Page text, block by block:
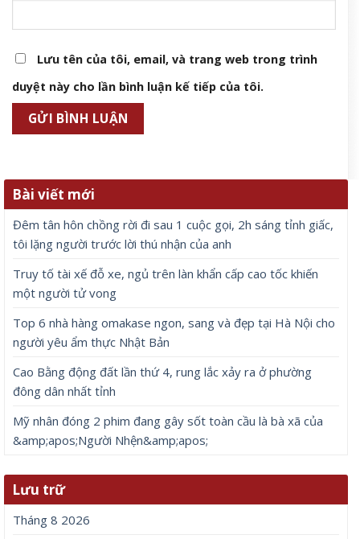
Lưu tên của tôi, email, và trang web trong trình
duyệt này cho lần bình luận kế tiếp của tôi.
Bài viết mới
Đêm tân hôn chồng rời đi sau 1 cuộc gọi, 2h sáng tỉnh giấc,
tôi lặng người trước lời thú nhận của anh
Truy tố tài xế đỗ xe, ngủ trên làn khẩn cấp cao tốc khiến
một người tử vong
Top 6 nhà hàng omakase ngon, sang và đẹp tại Hà Nội cho
người yêu ẩm thực Nhật Bản
Cao Bằng động đất lần thứ 4, rung lắc xảy ra ở phường
đông dân nhất tỉnh
Mỹ nhân đóng 2 phim đang gây sốt toàn cầu là bà xã của
&amp;apos;Người Nhện&amp;apos;
Lưu trữ
Tháng 8 2026